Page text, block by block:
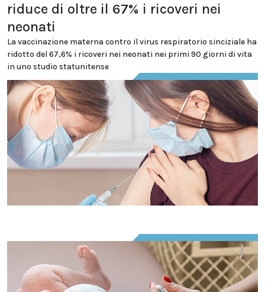
riduce di oltre il 67% i ricoveri nei
neonati
La vaccinazione materna contro il virus respiratorio sinciziale ha
ridotto del 67,6% i ricoveri nei neonati nei primi 90 giorni di vita
in uno studio statunitense